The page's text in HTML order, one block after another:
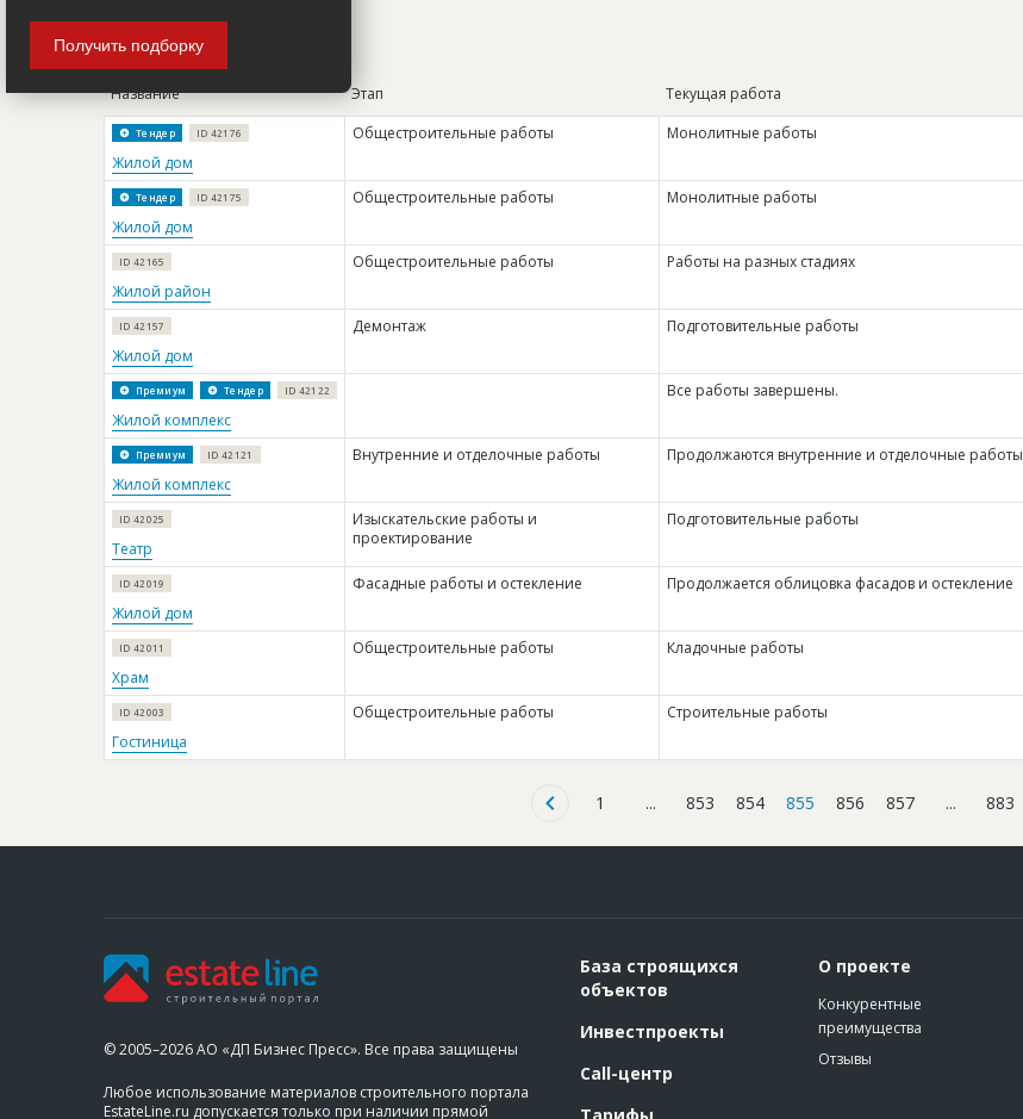
Название Этап Текущая работа
Тендер ID 42176
Жилой дом
Общестроительные работы Монолитные работы
Тендер ID 42175
Жилой дом
Общестроительные работы Монолитные работы
ID 42165
Жилой район
Общестроительные работы Работы на разных стадиях
ID 42157
Жилой дом
Демонтаж Подготовительные работы
Премиум Тендер ID 42122
Жилой комплекс
Все работы завершены.
Премиум ID 42121
Жилой комплекс
Внутренние и отделочные работы Продолжаются внутренние и отделочные работы
ID 42025
Театр
Изыскательские работы и
проектирование
Подготовительные работы
ID 42019
Жилой дом
Фасадные работы и остекление Продолжается облицовка фасадов и остекление
ID 42011
Храм
Общестроительные работы Кладочные работы
ID 42003
Гостиница
Общестроительные работы Строительные работы
1 ... 853 854 855 856 857 ... 883
© 2005–2026 АО «ДП Бизнес Пресс». Все права защищены
Любое использование материалов строительного портала
EstateLine.ru допускается только при наличии прямой
База строящихся
объектов
Инвестпроекты
Call-центр
О проекте
Конкурентные
преимущества
Отзывы
Получить подборку